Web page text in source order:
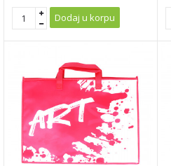
Dodaj u korpu